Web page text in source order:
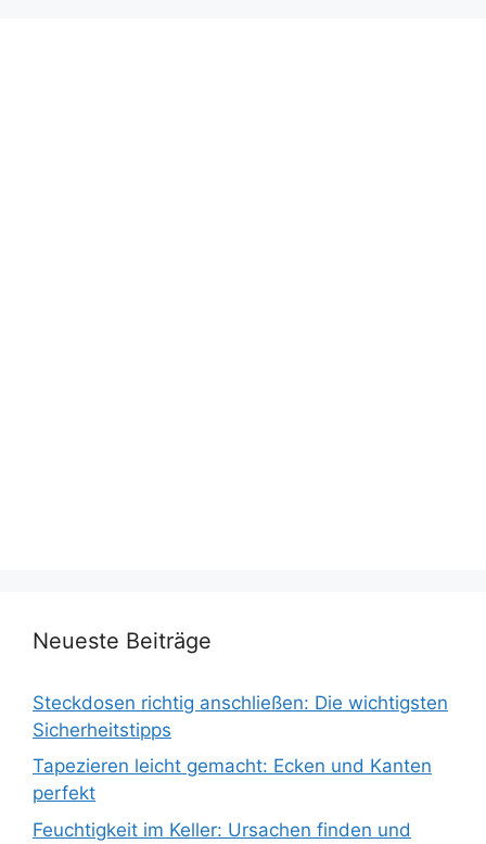
Neueste Beiträge
Steckdosen richtig anschließen: Die wichtigsten
Sicherheitstipps
Tapezieren leicht gemacht: Ecken und Kanten
perfekt
Feuchtigkeit im Keller: Ursachen finden und